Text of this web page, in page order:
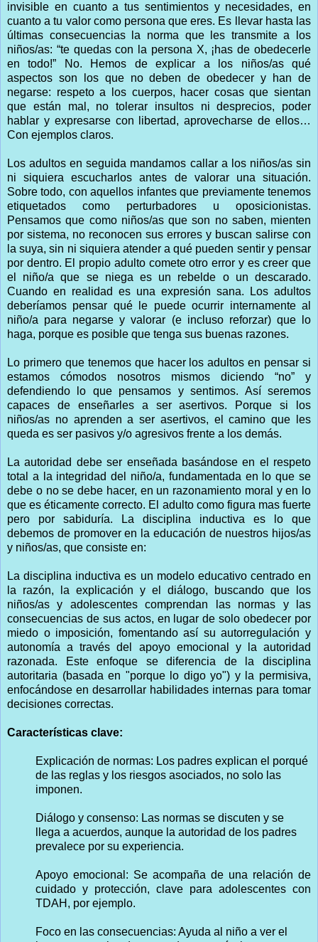
invisible en cuanto a tus sentimientos y necesidades, en
cuanto a tu valor como persona que eres. Es llevar hasta las
últimas consecuencias la norma que les transmite a los
niños/as: “te quedas con la persona X, ¡has de obedecerle
en todo!” No. Hemos de explicar a los niños/as qué
aspectos son los que no deben de obedecer y han de
negarse: respeto a los cuerpos, hacer cosas que sientan
que están mal, no tolerar insultos ni desprecios, poder
hablar y expresarse con libertad, aprovecharse de ellos…
Con ejemplos claros.
Los adultos en seguida mandamos callar a los niños/as sin
ni siquiera escucharlos antes de valorar una situación.
Sobre todo, con aquellos infantes que previamente tenemos
etiquetados como perturbadores u oposicionistas.
Pensamos que como niños/as que son no saben, mienten
por sistema, no reconocen sus errores y buscan salirse con
la suya, sin ni siquiera atender a qué pueden sentir y pensar
por dentro. El propio adulto comete otro error y es creer que
el niño/a que se niega es un rebelde o un descarado.
Cuando en realidad es una expresión sana. Los adultos
deberíamos pensar qué le puede ocurrir internamente al
niño/a para negarse y valorar (e incluso reforzar) que lo
haga, porque es posible que tenga sus buenas razones.
Lo primero que tenemos que hacer los adultos en pensar si
estamos cómodos nosotros mismos diciendo “no” y
defendiendo lo que pensamos y sentimos. Así seremos
capaces de enseñarles a ser asertivos. Porque si los
niños/as no aprenden a ser asertivos, el camino que les
queda es ser pasivos y/o agresivos frente a los demás.
La autoridad debe ser enseñada basándose en el respeto
total a la integridad del niño/a, fundamentada en lo que se
debe o no se debe hacer, en un razonamiento moral y en lo
que es éticamente correcto. El adulto como figura mas fuerte
pero por sabiduría. La disciplina inductiva es lo que
debemos de promover en la educación de nuestros hijos/as
y niños/as, que consiste en:
La disciplina inductiva es un modelo educativo centrado en
la razón, la explicación y el diálogo, buscando que los
niños/as y adolescentes comprendan las normas y las
consecuencias de sus actos, en lugar de solo obedecer por
miedo o imposición, fomentando así su autorregulación y
autonomía a través del apoyo emocional y la autoridad
razonada. Este enfoque se diferencia de la disciplina
autoritaria (basada en "porque lo digo yo") y la permisiva,
enfocándose en desarrollar habilidades internas para tomar
decisiones correctas.
Características clave:
Explicación de normas: Los padres explican el porqué
de las reglas y los riesgos asociados, no solo las
imponen.
Diálogo y consenso: Las normas se discuten y se
llega a acuerdos, aunque la autoridad de los padres
prevalece por su experiencia.
Apoyo emocional: Se acompaña de una relación de
cuidado y protección, clave para adolescentes con
TDAH, por ejemplo.
Foco en las consecuencias: Ayuda al niño a ver el